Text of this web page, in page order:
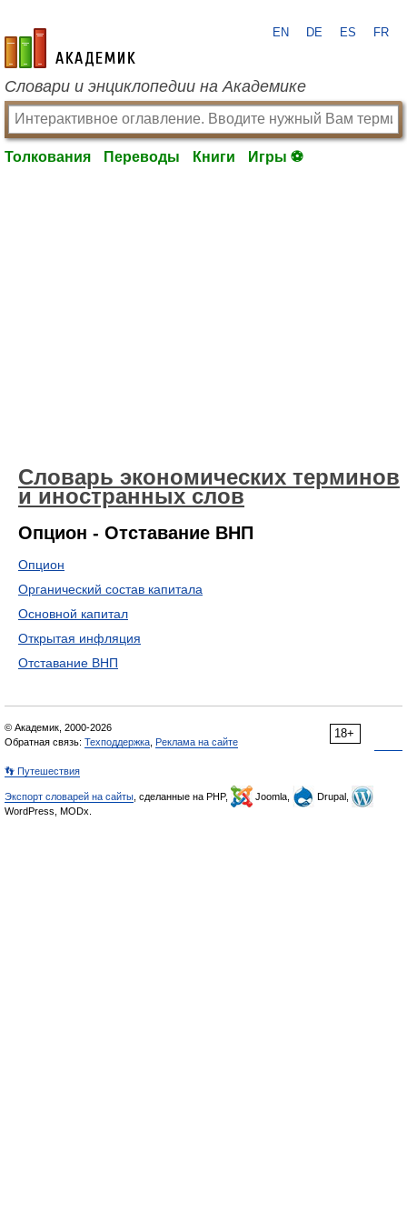
academic.ru
EN DE ES FR
Словари и энциклопедии на Академике
Толкования Переводы Книги Игры ⚽
Словарь экономических терминов
и иностранных слов
Опцион - Отставание ВНП
Опцион
Органический состав капитала
Основной капитал
Открытая инфляция
Отставание ВНП
18+
© Академик, 2000-2026
Обратная связь: Техподдержка Реклама на сайте
👣 Путешествия
Экспорт словарей на сайты , сделанные на PHP, Joomla,
Drupal,
WordPress, MODx.